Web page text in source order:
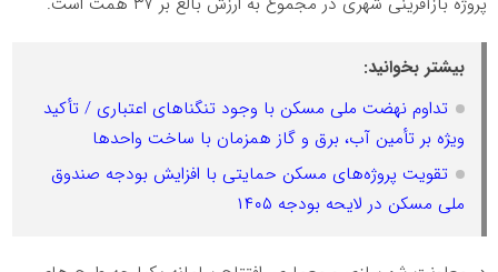
بیشتر بخوانید:
تداوم نهضت ملی مسکن با وجود تنگناهای اعتباری / تأکید
ویژه بر تأمین آب، برق و گاز همزمان با ساخت واحدها
تقویت پروژه‌های مسکن حمایتی با افزایش بودجه صندوق
ملی مسکن در لایحه بودجه ۱۴۰۵